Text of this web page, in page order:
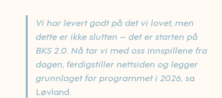
Vi har levert godt på det vi lovet, men
dette er ikke slutten – det er starten på
BKS 2.0. Nå tar vi med oss innspillene fra
dagen, ferdigstiller nettsiden og legger
grunnlaget for programmet i 2026, sa
Løvland.